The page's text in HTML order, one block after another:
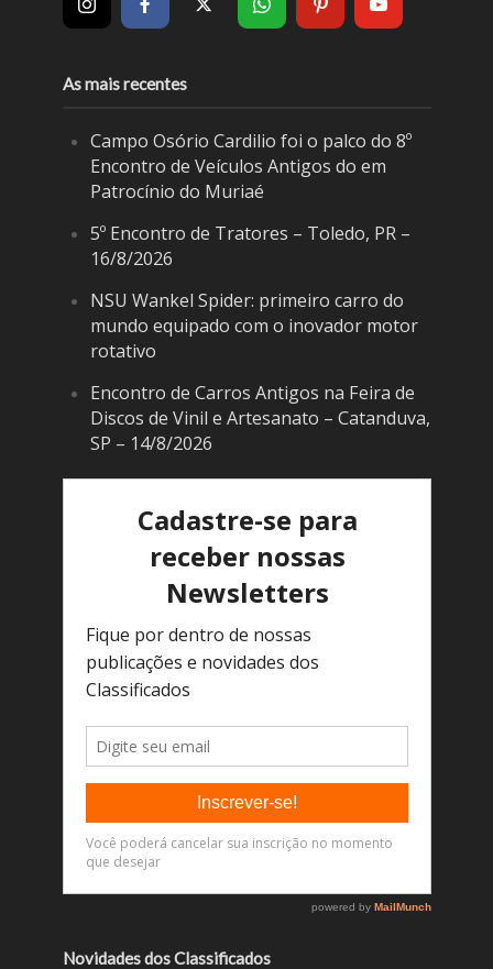
As mais recentes
Campo Osório Cardilio foi o palco do 8º
Encontro de Veículos Antigos do em
Patrocínio do Muriaé
5º Encontro de Tratores – Toledo, PR –
16/8/2026
NSU Wankel Spider: primeiro carro do
mundo equipado com o inovador motor
rotativo
Encontro de Carros Antigos na Feira de
Discos de Vinil e Artesanato – Catanduva,
SP – 14/8/2026
Novidades dos Classificados